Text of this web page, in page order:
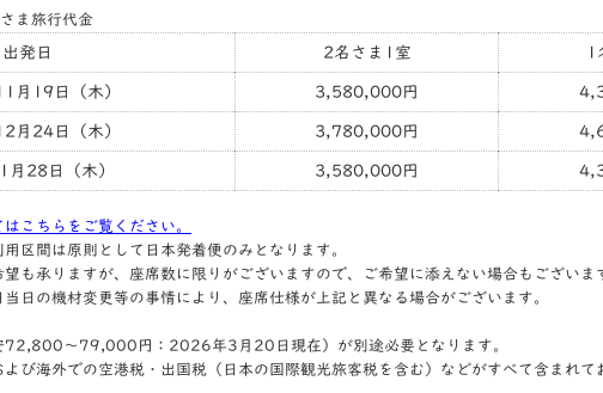
ま旅行代金
出発日 2名さま1室
月19日（木） 3,580,000円
月24日（木） 3,780,000円
28日（木） 3,580,000円
こちらをご覧ください。
区間は原則として日本発着便のみとなります。
望も承りますが、座席数に限りがございますので、ご希望に添えない場合もございま
当日の機材変更等の事情により、座席仕様が上記と異なる場合がございます。
72,800～79,000円：2026年3月20日現在）が別途必要となります。
び海外での空港税・出国税（日本の国際観光旅客税を含む）などがすべて含まれて